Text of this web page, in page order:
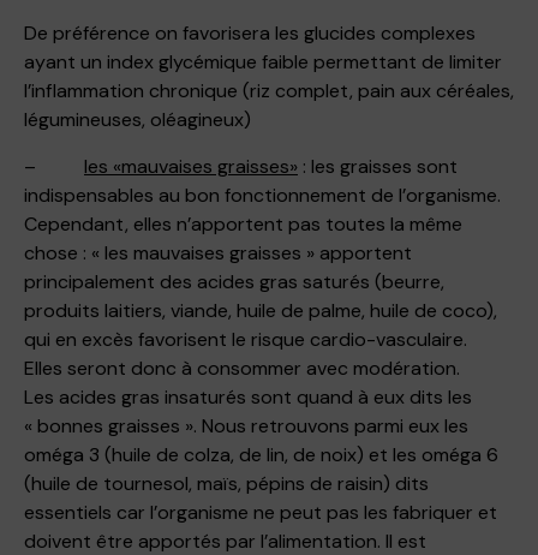
De préférence on favorisera les glucides complexes
ayant un index glycémique faible permettant de limiter
l’inflammation chronique (riz complet, pain aux céréales,
légumineuses, oléagineux)
– les «mauvaises graisses» : les graisses sont
indispensables au bon fonctionnement de l’organisme.
Cependant, elles n’apportent pas toutes la même
chose : « les mauvaises graisses » apportent
principalement des acides gras saturés (beurre,
produits laitiers, viande, huile de palme, huile de coco),
qui en excès favorisent le risque cardio-vasculaire.
Elles seront donc à consommer avec modération.
Les acides gras insaturés sont quand à eux dits les
« bonnes graisses ». Nous retrouvons parmi eux les
oméga 3 (huile de colza, de lin, de noix) et les oméga 6
(huile de tournesol, maïs, pépins de raisin) dits
essentiels car l’organisme ne peut pas les fabriquer et
doivent être apportés par l’alimentation. Il est